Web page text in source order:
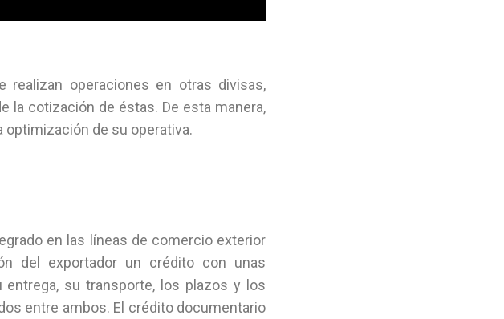
operaciones en otras divisas,
la cotización de éstas. De esta manera,
optimización de su operativa.
en las líneas de comercio exterior
del exportador un crédito con unas
su transporte, los plazos y los
entre ambos. El crédito documentario